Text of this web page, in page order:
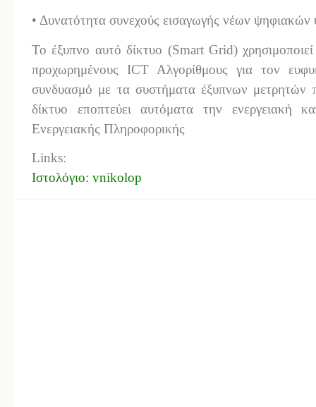
• Δυνατότητα συνεχούς εισαγωγής νέων ψηφιακών
Το έξυπνο αυτό δίκτυο (Smart Grid)
προχωρημένους ΙCT Αλγορίθμους για τον
συνδυασμό με τα συστήματα έξυπνων μετρητών
δίκτυο εποπτεύει αυτόματα την ενεργειακή
Ενεργειακής Πληροφορικής
Links:
Ιστολόγιο: vnikolop